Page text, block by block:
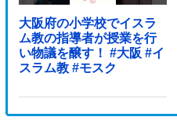
大阪府の小学校でイスラ
ム教の指導者が授業を行
い物議を醸す！ #大阪 #イ
スラム教 #モスク